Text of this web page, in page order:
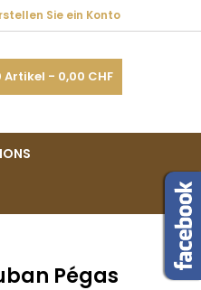
Sie ein Konto
Artikel - 0,00 CHF
Pégas